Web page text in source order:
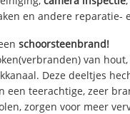
en andere reparatie-
schoorsteenbrand!
van
Deze deeltjes
een teerachtige, zeer
zorgen voor meer